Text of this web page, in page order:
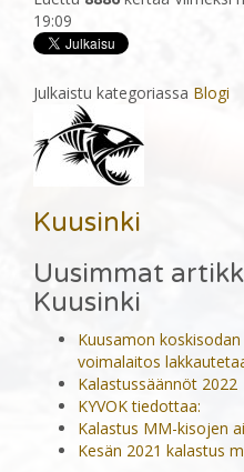
19:09
Julkaistu kategoriassa Blogi
Kuusinki
Uusimmat
Kuusinki
Kuusamon
voimalaitos
Kalastussäännöt 2022
KYVOK tiedottaa:
Kalastus MM-kisojen
Kesän 2021 kalastus